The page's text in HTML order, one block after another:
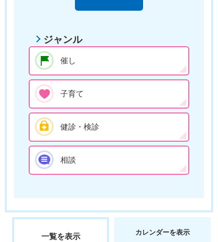
ジャンル
催し
子育て
健診・検診
相談
一覧を表示 カレンダーを表示